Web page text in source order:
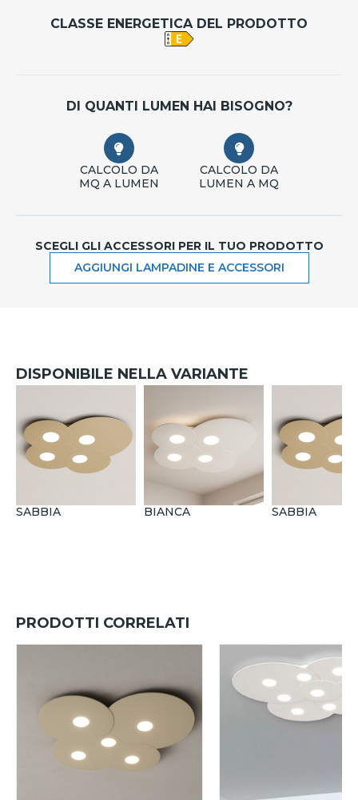
CLASSE ENERGETICA DEL PRODOTTO
DI QUANTI LUMEN HAI BISOGNO?
CALCOLO DA
MQ A LUMEN
CALCOLO DA
LUMEN A MQ
SCEGLI GLI ACCESSORI PER IL TUO PRODOTTO
AGGIUNGI LAMPADINE E ACCESSORI
DISPONIBILE NELLA VARIANTE
SABBIA BIANCA SABBIA
PRODOTTI CORRELATI